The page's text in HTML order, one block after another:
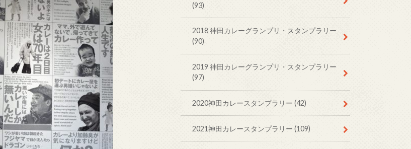
(93)
2018 神田カレーグランプリ・スタンプラリー
(90)
2019 神田カレーグランプリ・スタンプラリー
(97)
2020神田カレースタンプラリー(42)
2021神田カレースタンプラリー(109)